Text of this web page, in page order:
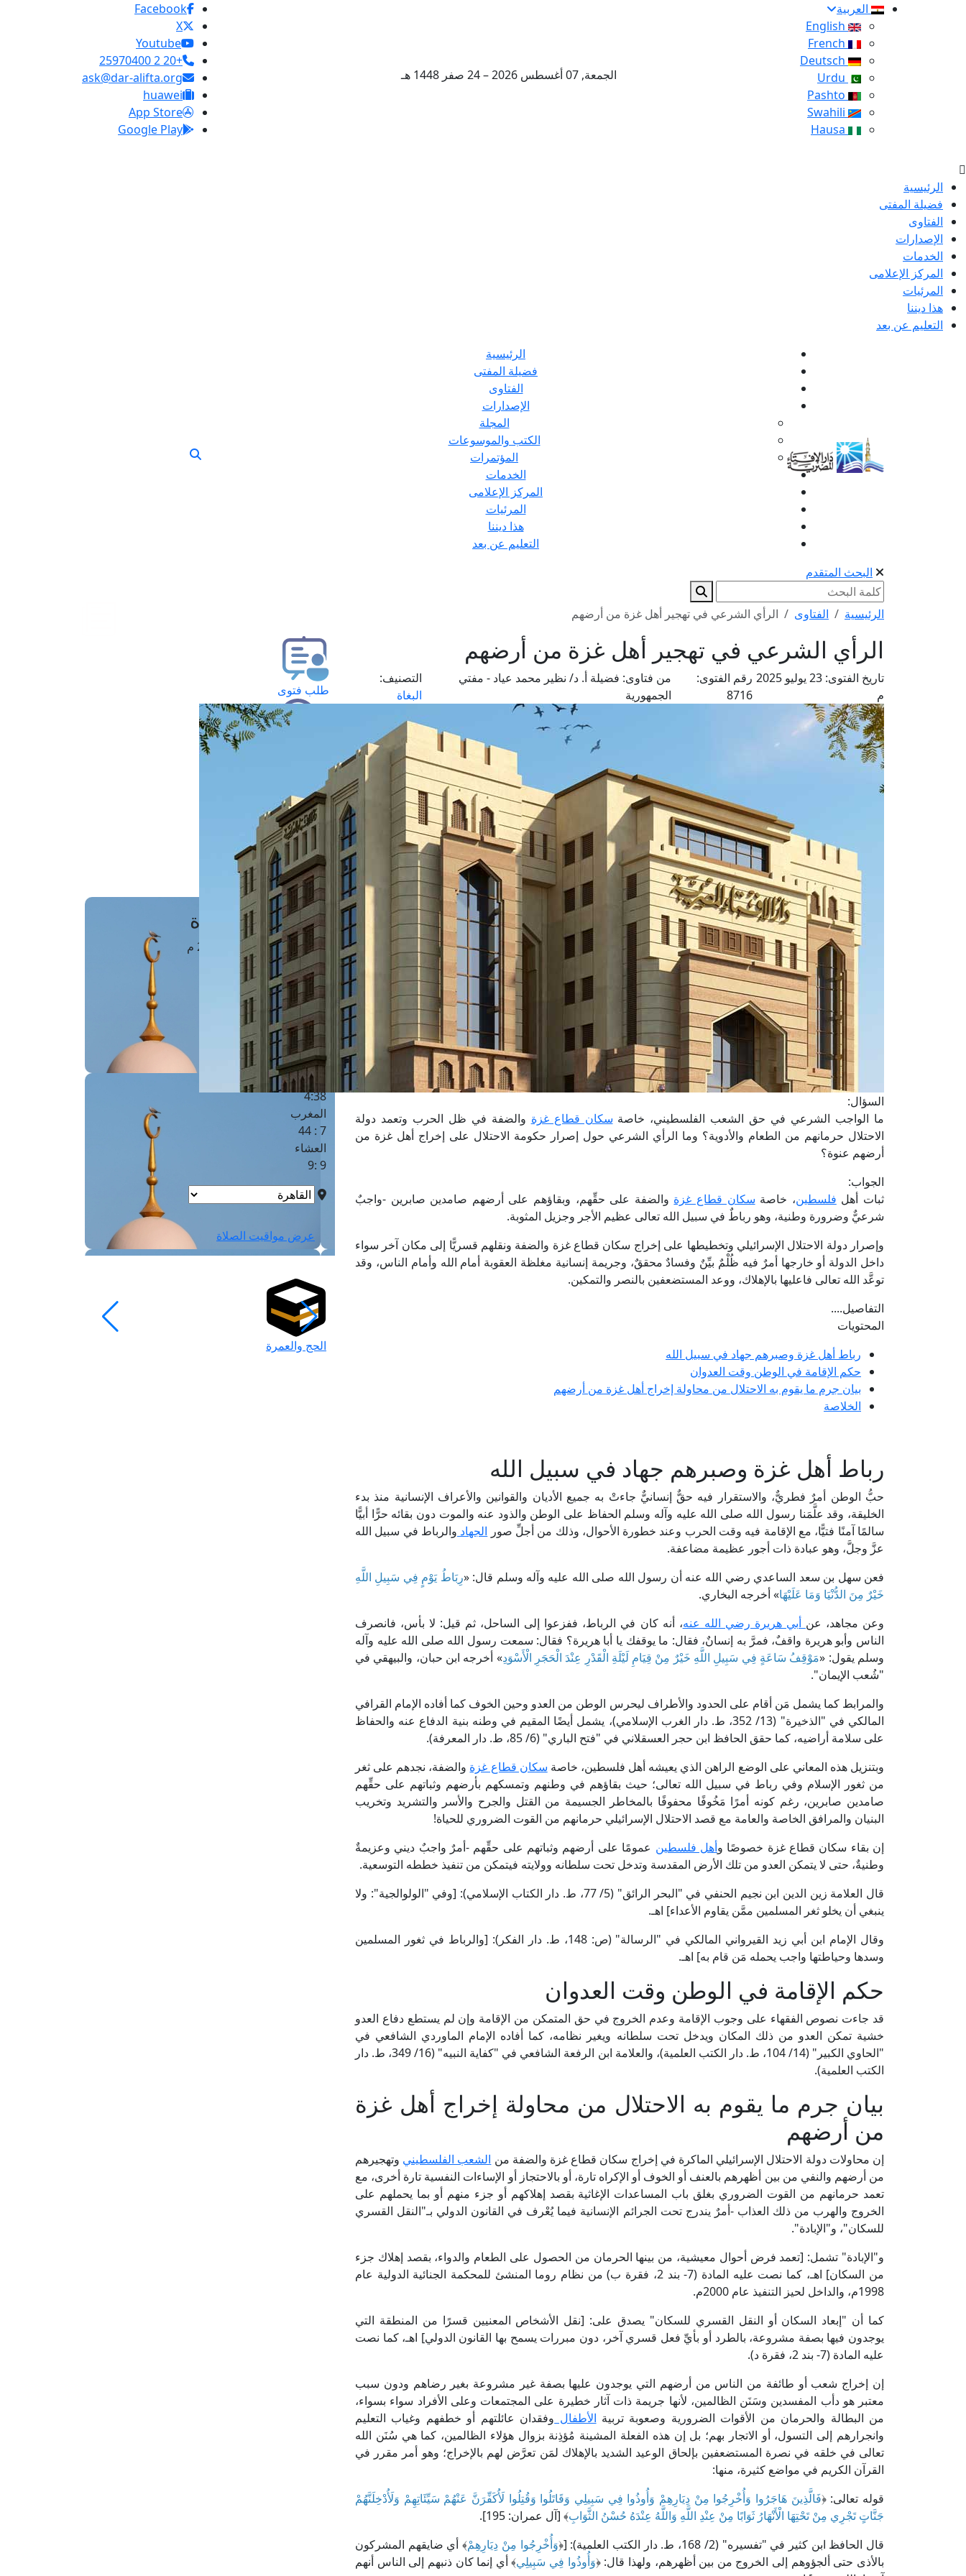
العربية
الجمعة, 07 أغسطس 2026 – 24 صفر 1448 هـ
Facebook
X
Youtube
+20 2 25970400
ask@dar-alifta.org
huawei
App Store
Google Play
الرئيسية
فضيلة المفتى
الفتاوى
الإصدارات
الخدمات
المركز الإعلامى
المرئيات
هذا ديننا
التعليم عن بعد
الرئيسية
فضيلة المفتى
الفتاوى
الإصدارات
المجلة
الكتب والموسوعات
المؤتمرات
الخدمات
المركز الإعلامى
المرئيات
هذا ديننا
التعليم عن بعد
البحث المتقدم
الرئيسية الفتاوى الرأي الشرعي في تهجير أهل غزة من أرضهم
الرأي الشرعي في تهجير أهل غزة من أرضهم
تاريخ الفتوى:
23 يوليو 2025
م
رقم الفتوى:
8716
من فتاوى: فضيلة أ. د/ نظير محمد عياد - مفتي
الجمهورية
التصنيف:
البغاة
السؤال:
ما الواجب الشرعي في حق الشعب الفلسطيني، خاصة سكان قطاع غزة والضفة في ظل الحرب وتعمد دولة
الاحتلال حرمانهم من الطعام والأدوية؟ وما الرأي الشرعي حول إصرار حكومة الاحتلال على إخراج أهل غزة من
أرضهم عنوة؟
الجواب:
ثبات أهل فلسطين، خاصة سكان قطاع غزة والضفة على حقِّهم، وبقاؤهم على أرضهم صامدين صابرين -واجبٌ
شرعيٌّ وضرورة وطنية، وهو رباطٌ في سبيل الله تعالى عظيم الأجر وجزيل المثوبة.
وإصرار دولة الاحتلال الإسرائيلي وتخطيطها على إخراج سكان قطاع غزة والضفة ونقلهم قسريًّا إلى مكان آخر سواء
داخل الدولة أو خارجها أمرٌ فيه ظُلْمٌ بيِّنٌ وفسادٌ محققٌ، وجريمة إنسانية مغلظة العقوبة أمام الله وأمام الناس، وقد
توعَّد الله تعالى فاعليها بالإهلاك، ووعد المستضعفين بالنصر والتمكين.
التفاصيل....
المحتويات
رباط أهل غزة وصبرهم جهاد في سبيل الله
حكم الإقامة في الوطن وقت العدوان
بيان جرم ما يقوم به الاحتلال من محاولة إخراج أهل غزة من أرضهم
الخلاصة
رباط أهل غزة وصبرهم جهاد في سبيل الله
حبُّ الوطن أمرٌ فطريٌّ، والاستقرار فيه حقٌّ إنسانيٌّ جاءتْ به جميع الأديان والقوانين والأعراف الإنسانية منذ بدء
الخليقة، وقد علَّمَنا رسول الله صلى الله عليه وآله وسلم الحفاظ على الوطن والذود عنه والموت دون بقائه حرًّا أبيًّا
سالمًا آمنًا فتيًّا، مع الإقامة فيه وقت الحرب وعند خطورة الأحوال، وذلك من أجلِّ صور الجهاد والرباط في سبيل الله
عزَّ وجلَّ، وهو عبادة ذات أجور عظيمة مضاعفة.
فعن سهل بن سعد الساعدي رضي الله عنه أن رسول الله صلى الله عليه وآله وسلم قال: «رِبَاطُ يَوْمٍ فِي سَبِيلِ اللَّهِ
خَيْرٌ مِنَ الدُّنْيَا وَمَا عَلَيْهَا» أخرجه البخاري.
وعن مجاهد، عن أبي هريرة رضي الله عنه، أنه كان في الرباط، ففزعوا إلى الساحل، ثم قيل: لا بأس، فانصرف
الناس وأبو هريرة واقفٌ، فمرَّ به إنسانٌ، فقال: ما يوقفك يا أبا هريرة؟ فقال: سمعت رسول الله صلى الله عليه وآله
وسلم يقول: «مَوْقِفُ سَاعَةٍ فِي سَبِيلِ اللَّهِ خَيْرٌ مِنْ قِيَامِ لَيْلَةِ الْقَدْرِ عِنْدَ الْحَجَرِ الْأَسْوَدِ» أخرجه ابن حبان، والبيهقي في
"شُعب الإيمان".
والمرابط كما يشمل مَن أقام على الحدود والأطراف ليحرس الوطن من العدو وحين الخوف كما أفاده الإمام القرافي
المالكي في "الذخيرة" (13/ 352، ط. دار الغرب الإسلامي)، يشمل أيضًا المقيم في وطنه بنية الدفاع عنه والحفاظ
على سلامة أراضيه، كما حقق الحافظ ابن حجر العسقلاني في "فتح الباري" (6/ 85، ط. دار المعرفة).
وبتنزيل هذه المعاني على الوضع الراهن الذي يعيشه أهل فلسطين، خاصة سكان قطاع غزة والضفة، نجدهم على ثغر
من ثغور الإسلام وفي رباط في سبيل الله تعالى؛ حيث بقاؤهم في وطنهم وتمسكهم بأرضهم وثباتهم على حقِّهم
صامدين صابرين، رغم كونه أمرًا مَخُوفًا محفوفًا بالمخاطر الجسيمة من القتل والجرح والأسر والتشريد وتخريب
البنيان والمرافق الخاصة والعامة مع قصد الاحتلال الإسرائيلي حرمانهم من القوت الضروري للحياة!
إن بقاء سكان قطاع غزة خصوصًا وأهل فلسطين عمومًا على أرضهم وثباتهم على حقِّهم -أمرٌ واجبٌ ديني وعزيمةٌ
وطنيةٌ، حتى لا يتمكن العدو من تلك الأرض المقدسة وتدخل تحت سلطانه وولايته فيتمكن من تنفيذ خططه التوسعية.
قال العلامة زين الدين ابن نجيم الحنفي في "البحر الرائق" (5/ 77، ط. دار الكتاب الإسلامي): [وفي "الولوالجية": ولا
ينبغي أن يخلو ثغر المسلمين ممَّن يقاوم الأعداء] اهـ.
وقال الإمام ابن أبي زيد القيرواني المالكي في "الرسالة" (ص: 148، ط. دار الفكر): [والرباط في ثغور المسلمين
وسدها وحياطتها واجب يحمله مَن قام به] اهـ.
حكم الإقامة في الوطن وقت العدوان
قد جاءت نصوص الفقهاء على وجوب الإقامة وعدم الخروج في حق المتمكن من الإقامة وإن لم يستطع دفاع العدو
خشية تمكن العدو من ذلك المكان ويدخل تحت سلطانه ويغير نظامه، كما أفاده الإمام الماوردي الشافعي في
"الحاوي الكبير" (14/ 104، ط. دار الكتب العلمية)، والعلامة ابن الرفعة الشافعي في "كفاية النبيه" (16/ 349، ط. دار
الكتب العلمية).
بيان جرم ما يقوم به الاحتلال من محاولة إخراج أهل غزة
من أرضهم
إن محاولات دولة الاحتلال الإسرائيلي الماكرة في إخراج سكان قطاع غزة والضفة من الشعب الفلسطيني وتهجيرهم
من أرضهم والنفي من بين أظهرهم بالعنف أو الخوف أو الإكراه تارة، أو بالاحتجاز أو الإساءات النفسية تارة أخرى، مع
تعمد حرمانهم من القوت الضروري بغلق باب المساعدات الإغاثية بقصد إهلاكهم أو جزء منهم أو بما يحملهم على
الخروج والهرب من ذلك العذاب -أمرٌ يندرج تحت الجرائم الإنسانية فيما يُعْرف في القانون الدولي بـ"النقل القسري
للسكان"، و"الإبادة".
و"الإبادة" تشمل: [تعمد فرض أحوال معيشية، من بينها الحرمان من الحصول على الطعام والدواء، بقصد إهلاك جزء
من السكان] اهـ، كما نصت عليه المادة (7- بند 2، فقرة ب) من نظام روما المنشئ للمحكمة الجنائية الدولية عام
1998م، والداخل لحيز التنفيذ عام 2000م.
كما أن "إبعاد السكان أو النقل القسري للسكان" يصدق على: [نقل الأشخاص المعنيين قسرًا من المنطقة التي
يوجدون فيها بصفة مشروعة، بالطرد أو بأيِّ فعل قسري آخر، دون مبررات يسمح بها القانون الدولي] اهـ، كما نصت
عليه المادة (7- بند 2، فقرة د).
إن إخراج شعب أو طائفة من الناس من أرضهم التي يوجدون عليها بصفة غير مشروعة بغير رضاهم ودون سبب
معتبر هو دأب المفسدين وسَنَن الظالمين، لأنها جريمة ذات آثار خطيرة على المجتمعات وعلى الأفراد سواء بسواء،
من البطالة والحرمان من الأقوات الضرورية وصعوبة تربية الأطفال وفقدان عائلتهم أو خطفهم وغياب التعليم
وانجرارهم إلى التسول، أو الاتجار بهم؛ بل إن هذه الفعلة المشينة مُؤذِنة بزوال هؤلاء الظالمين، كما هي سُنَن الله
تعالى في خلقه في نصرة المستضعفين بإلحاق الوعيد الشديد بالإهلاك لمَن تعرَّض لهم بالإخراج؛ وهو أمر مقرر في
القرآن الكريم في مواضع كثيرة، منها:
قوله تعالى: ﴿فَالَّذِينَ هَاجَرُوا وَأُخْرِجُوا مِنْ دِيَارِهِمْ وَأُوذُوا فِي سَبِيلِي وَقَاتَلُوا وَقُتِلُوا لَأُكَفِّرَنَّ عَنْهُمْ سَيِّئَاتِهِمْ وَلَأُدْخِلَنَّهُمْ
جَنَّاتٍ تَجْرِي مِنْ تَحْتِهَا الْأَنْهَارُ ثَوَابًا مِنْ عِنْدِ اللَّهِ وَاللَّهُ عِنْدَهُ حُسْنُ الثَّوَابِ﴾ [آل عمران: 195].
قال الحافظ ابن كثير في "تفسيره" (2/ 168، ط. دار الكتب العلمية): [﴿
وَأُخْرِجُوا مِنْ دِيَارِهِمْ﴾ أي ضايقهم المشركون
بالأذى حتى ألجؤوهم إلى الخروج من بين أظهرهم، ولهذا قال: ﴿وَأُوذُوا فِي سَبِيلِي﴾ أي إنما كان ذنبهم إلى الناس أنهم
طلب فتوى
حجز موعد
الفتوى الهاتفية
مَواقِيتُ الصَّـــلاة
القاهرة · 07 أغسطس 2026 م
الفجر
الشروق
6 :17
الظهر
1 : 1
العصر
4:38
المغرب
7 : 44
العشاء
9 :9
عرض مواقيت الصلاة
الحج والعمرة